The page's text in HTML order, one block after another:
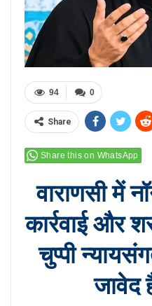
0
94
Share
Share this on WhatsApp
वाराणसी में
कार्रवाई और
चुप्पी
जावेद